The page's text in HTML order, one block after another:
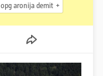
opg aronija demit